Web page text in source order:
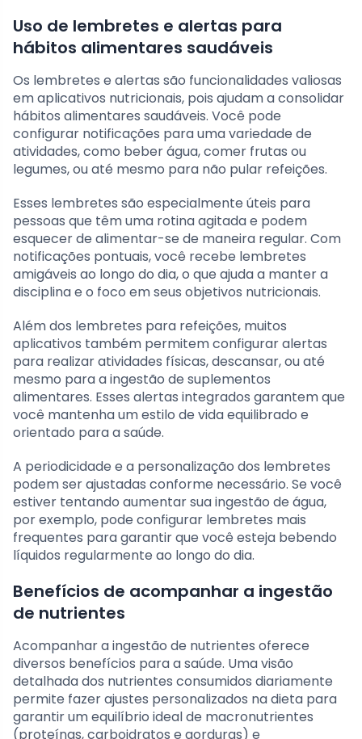
Uso de lembretes e alertas para
hábitos alimentares saudáveis
Os lembretes e alertas são funcionalidades valiosas
em aplicativos nutricionais, pois ajudam a consolidar
hábitos alimentares saudáveis. Você pode
configurar notificações para uma variedade de
atividades, como beber água, comer frutas ou
legumes, ou até mesmo para não pular refeições.
Esses lembretes são especialmente úteis para
pessoas que têm uma rotina agitada e podem
esquecer de alimentar-se de maneira regular. Com
notificações pontuais, você recebe lembretes
amigáveis ao longo do dia, o que ajuda a manter a
disciplina e o foco em seus objetivos nutricionais.
Além dos lembretes para refeições, muitos
aplicativos também permitem configurar alertas
para realizar atividades físicas, descansar, ou até
mesmo para a ingestão de suplementos
alimentares. Esses alertas integrados garantem que
você mantenha um estilo de vida equilibrado e
orientado para a saúde.
A periodicidade e a personalização dos lembretes
podem ser ajustadas conforme necessário. Se você
estiver tentando aumentar sua ingestão de água,
por exemplo, pode configurar lembretes mais
frequentes para garantir que você esteja bebendo
líquidos regularmente ao longo do dia.
Benefícios de acompanhar a ingestão
de nutrientes
Acompanhar a ingestão de nutrientes oferece
diversos benefícios para a saúde. Uma visão
detalhada dos nutrientes consumidos diariamente
permite fazer ajustes personalizados na dieta para
garantir um equilíbrio ideal de macronutrientes
(proteínas, carboidratos e gorduras) e